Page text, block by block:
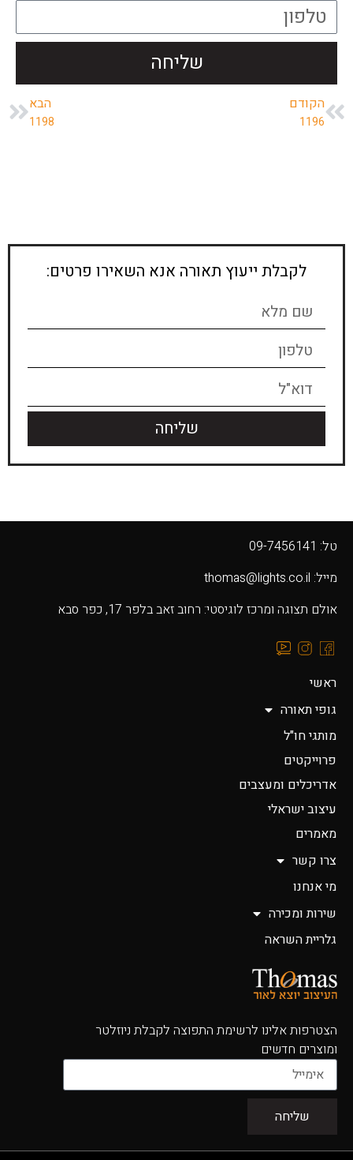
שליחה
הקודם
1196
הבא
1198
לקבלת ייעוץ תאורה אנא השאירו פרטים:
שליחה
טל: 09-7456141
מייל: thomas@lights.co.il‬
אולם תצוגה ומרכז לוגיסטי: רחוב זאב בלפר 17, כפר סבא
ראשי
גופי תאורה
מותגי חו"ל
פרוייקטים
אדריכלים ומעצבים
עיצוב ישראלי
מאמרים
צרו קשר
מי אנחנו
שירות ומכירה
גלריית השראה
הצטרפות אלינו לרשימת התפוצה לקבלת ניוזלטר
ומוצרים חדשים
שליחה